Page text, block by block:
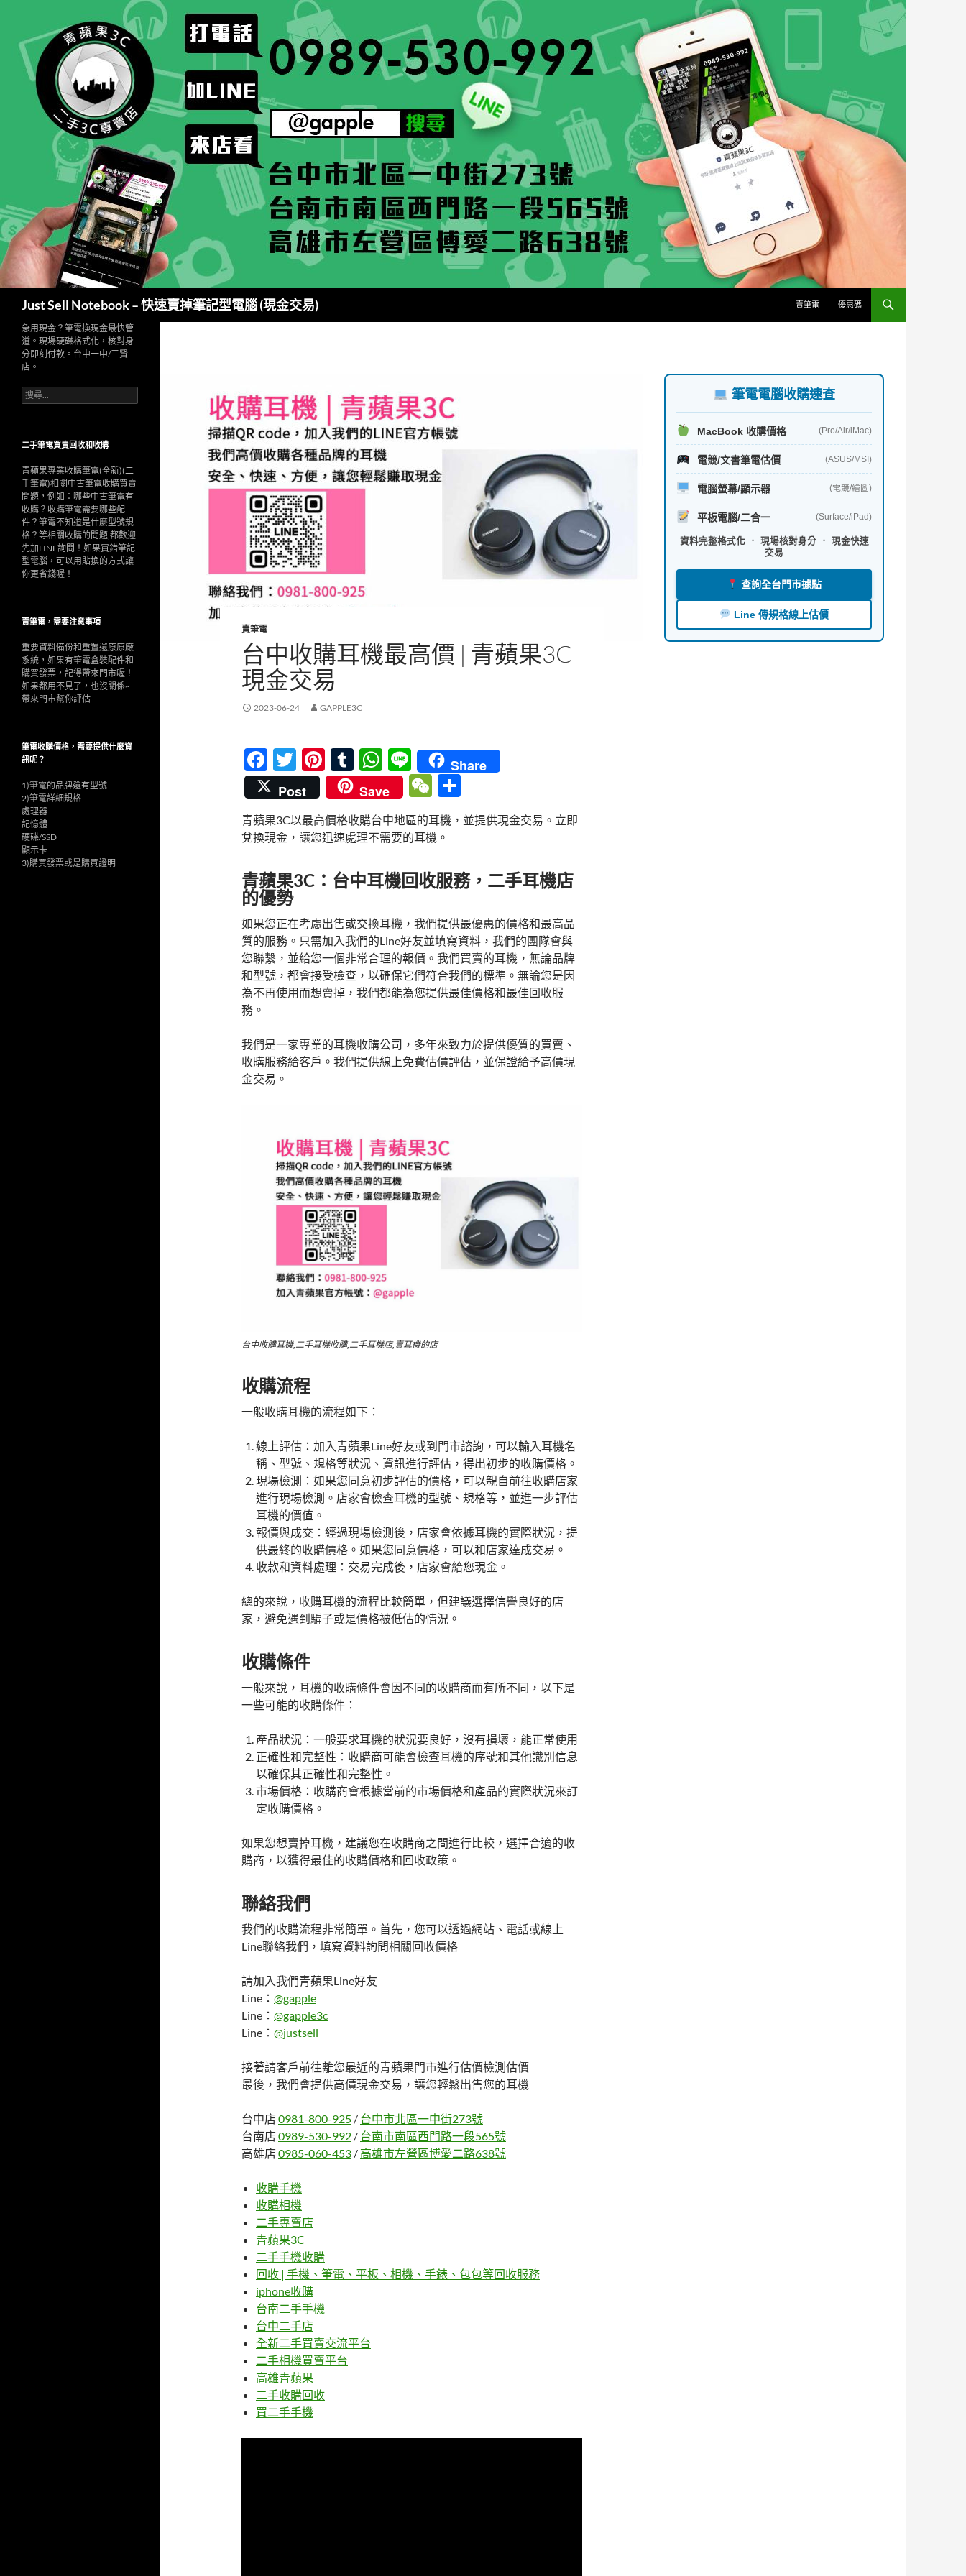
Just Sell Notebook – 快速賣掉筆記型電腦 (現金交易) 賣筆電 優惠碼
賣筆電
台中收購耳機最高價 | 青蘋果3C
現金交易
2023-06-24 GAPPLE3C
F
ac
e
b
o
o
k
T
w
itt
er
Pi
nt
er
es
t
T
u
m
bl
r
W
h
at
s
A
p
p
Li
n
e
Share
Post
Save
W
e
C
at
享
青蘋果3C以最高價格收購台中地區的耳機，並提供現金交易。立即
兌換現金，讓您迅速處理不需要的耳機。
青蘋果3C：台中耳機回收服務，二手耳機店
的優勢
如果您正在考慮出售或交換耳機，我們提供最優惠的價格和最高品
質的服務。只需加入我們的Line好友並填寫資料，我們的團隊會與
您聯繫，並給您一個非常合理的報價。我們買賣的耳機，無論品牌
和型號，都會接受檢查，以確保它們符合我們的標準。無論您是因
為不再使用而想賣掉，我們都能為您提供最佳價格和最佳回收服
務。
我們是一家專業的耳機收購公司，多年來致力於提供優質的買賣、
收購服務給客戶。我們提供線上免費估價評估，並保證給予高價現
金交易。
台中收購耳機,二手耳機收購,二手耳機店,賣耳機的店
收購流程
一般收購耳機的流程如下：
線上評估：加入青蘋果Line好友或到門市諮詢，可以輸入耳機名
稱、型號、規格等狀況、資訊進行評估，得出初步的收購價格。
現場檢測：如果您同意初步評估的價格，可以親自前往收購店家
進行現場檢測。店家會檢查耳機的型號、規格等，並進一步評估
耳機的價值。
報價與成交：經過現場檢測後，店家會依據耳機的實際狀況，提
供最終的收購價格。如果您同意價格，可以和店家達成交易。
收款和資料處理：交易完成後，店家會給您現金。
總的來說，收購耳機的流程比較簡單，但建議選擇信譽良好的店
家，避免遇到騙子或是價格被低估的情況。
收購條件
一般來說，耳機的收購條件會因不同的收購商而有所不同，以下是
一些可能的收購條件：
產品狀況：一般要求耳機的狀況要良好，沒有損壞，能正常使用
正確性和完整性：收購商可能會檢查耳機的序號和其他識別信息
以確保其正確性和完整性。
市場價格：收購商會根據當前的市場價格和產品的實際狀況來訂
定收購價格。
如果您想賣掉耳機，建議您在收購商之間進行比較，選擇合適的收
購商，以獲得最佳的收購價格和回收政策。
聯絡我們
我們的收購流程非常簡單。首先，您可以透過網站、電話或線上
Line聯絡我們，填寫資料詢問相關回收價格
請加入我們青蘋果Line好友
Line： @gapple
Line： @gapple3c
Line： @justsell
接著請客戶前往離您最近的青蘋果門市進行估價檢測估價
最後，我們會提供高價現金交易，讓您輕鬆出售您的耳機
台中店 0981-800-925 / 台中市北區一中街273號
台南店 0989-530-992 / 台南市南區西門路一段565號
高雄店 0985-060-453 / 高雄市左營區博愛二路638號
收購手機
收購相機
二手專賣店
青蘋果3C
二手手機收購
回收 | 手機、筆電、平板、相機、手錶、包包等回收服務
iphone收購
台南二手手機
台中二手店
全新二手買賣交流平台
二手相機買賣平台
高雄青蘋果
二手收購回收
買二手手機
筆電電腦收購速查
MacBook 收購價格 (Pro/Air/iMac)
電競/文書筆電估價 (ASUS/MSI)
電腦螢幕/顯示器 (電競/繪圖)
平板電腦/二合一 (Surface/iPad)
資料完整格式化 ． 現場核對身分 ． 現金快速
交易
查詢全台門市據點
Line 傳規格線上估價
急用現金？筆電換現金最快管
道。現場硬碟格式化，核對身
分即刻付款。台中一中/三賢
店。
搜
尋
字:
二手筆電買賣回收和收購
青蘋果專業收購筆電(全新)(二
手筆電)相關中古筆電收購買賣
問題，例如：哪些中古筆電有
收購？收購筆電需要哪些配
件？筆電不知道是什麼型號規
格？等相關收購的問題,都歡迎
先加LINE詢問！如果買錯筆記
型電腦，可以用貼換的方式讓
你更省錢喔！
賣筆電，需要注意事項
重要資料備份和重置還原原廠
系統，如果有筆電盒裝配件和
購買發票，記得帶來門市喔！
如果都用不見了，也沒關係~
帶來門市幫你評估
筆電收購價格，需要提供什麼資
訊呢？
1)筆電的品牌還有型號
2)筆電詳細規格
處理器
記憶體
硬碟/SSD
顯示卡
3)購買發票或是購買證明